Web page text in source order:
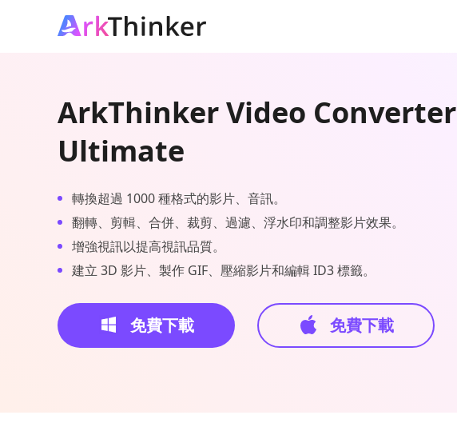
ArkThinker Video Converter
Ultimate
轉換超過 1000 種格式的影片、音訊。
翻轉、剪輯、合併、裁剪、過濾、浮水印和調整影片效果。
增強視訊以提高視訊品質。
建立 3D 影片、製作 GIF、壓縮影片和編輯 ID3 標籤。
免費下載 免費下載